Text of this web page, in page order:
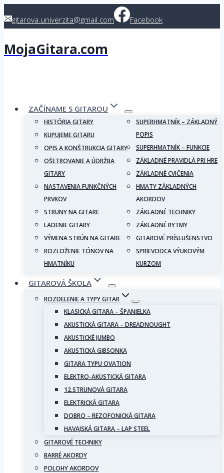
togitarova.univerzita@gmail.com Facebook
MojaGitara.com
ZAČÍNAME S GITAROU
HISTÓRIA GITARY
KUPUJEME GITARU
OPIS A KONŠTRUKCIA GITARY
OŠETROVANIE A ÚDRŽBA
GITARY
NASTAVENIA FUNKČNÝCH
PRVKOV
STRUNY NA GITARE
LADENIE GITARY
VÝMENA STRÚN NA GITARE
ROZLOŽENIE TÓNOV NA
HMATNÍKU
SUPERHMATNÍK – ZÁKLADNÝ
POPIS
SUPERHMATNÍK – FUNKCIE
ZÁKLADNÉ PRAVIDLÁ PRI HRE
ZÁKLADNÉ CVIČENIA
HMATY ZÁKLADNÝCH
AKORDOV
ZÁKLADNÉ TECHNIKY
ZÁKLADNÉ RYTMY
GITAROVÉ PRÍSLUŠENSTVO
SPRIEVODCA VÝUKOVÝM
KURZOM
GITAROVÁ ŠKOLA
ROZDELENIE A TYPY GITAR
KLASICKÁ GITARA – ŠPANIELKA
AKUSTICKÁ GITARA – DREADNOUGHT
AKUSTICKÉ JUMBO
AKUSTICKÁ GIBSONKA
GITARA TYPU OVATION
ELEKTRO-AKUSTICKÁ GITARA
12.STRUNOVÁ GITARA
ELEKTRICKÁ GITARA
DOBRO – REZOFONICKÁ GITARA
HAVAJSKÁ GITARA – LAP STEEL
GITAROVÉ TECHNIKY
BARRÉ AKORDY
POLOHY AKORDOV